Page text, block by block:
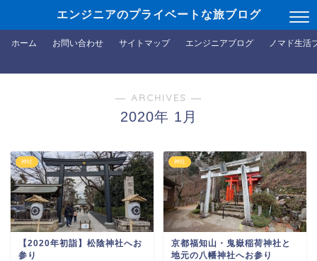
エンジニアのプライベートな旅ブログ
ホーム お問い合わせ サイトマップ エンジニアブログ ノマド生活
― ARCHIVES ―
2020年 1月
神社
【2020年初詣】松陰神社へお
参り
神社
京都福知山・鬼嶽稲荷神社と
地元の八幡神社へお参り